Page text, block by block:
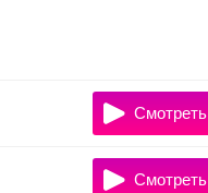
Смотреть
Смотреть